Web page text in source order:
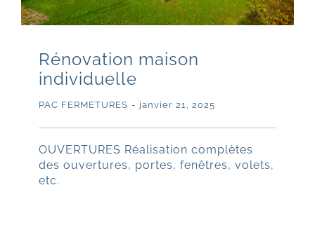
Rénovation maison
individuelle
PAC FERMETURES - janvier 21, 2025
OUVERTURES Réalisation complètes
des ouvertures, portes, fenêtres, volets,
etc.